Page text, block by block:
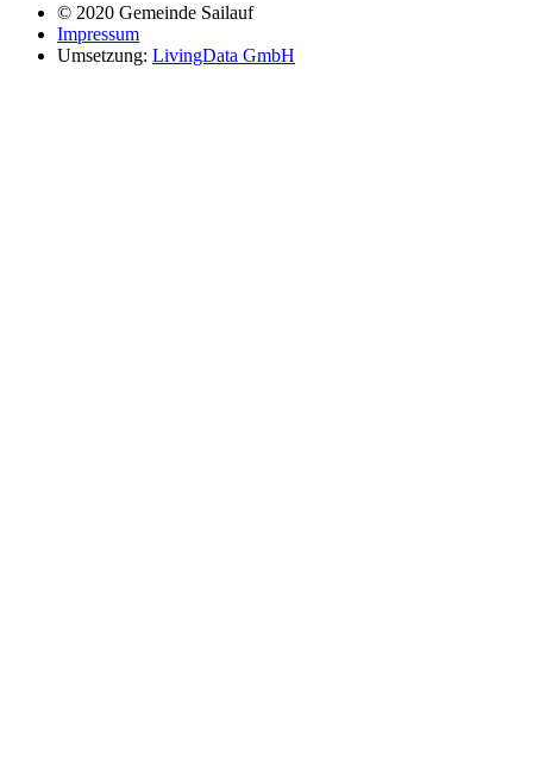
© 2020 Gemeinde Sailauf
Impressum
Umsetzung: LivingData GmbH